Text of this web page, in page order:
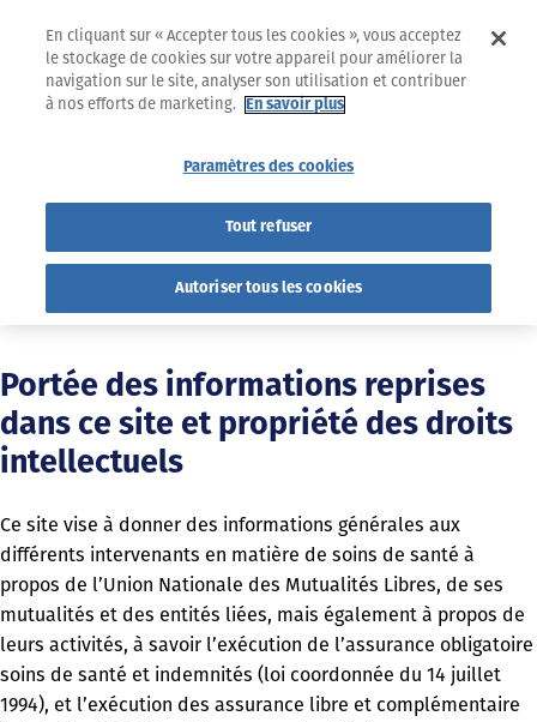
Conditions d'utilisation
Conditions d'utilisation
Portée des informations reprises
dans ce site et propriété des droits
intellectuels
Ce site vise à donner des informations générales aux
différents intervenants en matière de soins de santé à
propos de l’Union Nationale des Mutualités Libres, de ses
mutualités et des entités liées, mais également à propos de
leurs activités, à savoir l’exécution de l’assurance obligatoire
soins de santé et indemnités (loi coordonnée du 14 juillet
1994), et l’exécution des assurance libre et complémentaire
En cliquant sur « Accepter tous les cookies », vous acceptez
le stockage de cookies sur votre appareil pour améliorer la
navigation sur le site, analyser son utilisation et contribuer
à nos efforts de marketing.
En savoir plus
Paramètres des cookies
Tout refuser
Autoriser tous les cookies